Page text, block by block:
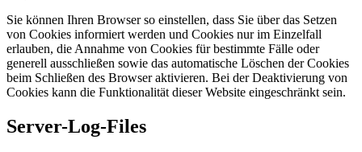
Sie können Ihren Browser so einstellen, dass Sie über das Setzen
von Cookies informiert werden und Cookies nur im Einzelfall
erlauben, die Annahme von Cookies für bestimmte Fälle oder
generell ausschließen sowie das automatische Löschen der Cookies
beim Schließen des Browser aktivieren. Bei der Deaktivierung von
Cookies kann die Funktionalität dieser Website eingeschränkt sein.
Server-Log-Files